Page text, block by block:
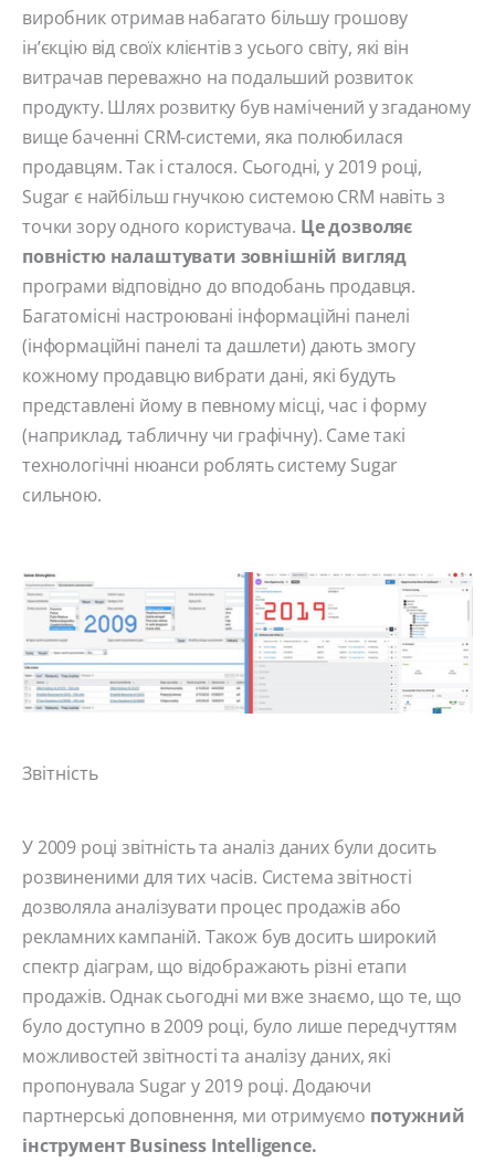
виробник отримав набагато більшу грошову
ін’єкцію від своїх клієнтів з усього світу, які він
витрачав переважно на подальший розвиток
продукту. Шлях розвитку був намічений у згаданому
вище баченні CRM-системи, яка полюбилася
продавцям. Так і сталося. Сьогодні, у 2019 році,
Sugar є найбільш гнучкою системою CRM навіть з
точки зору одного користувача. Це дозволяє
повністю налаштувати зовнішній вигляд
програми відповідно до вподобань продавця.
Багатомісні настроювані інформаційні панелі
(інформаційні панелі та дашлети) дають змогу
кожному продавцю вибрати дані, які будуть
представлені йому в певному місці, час і форму
(наприклад, табличну чи графічну). Саме такі
технологічні нюанси роблять систему Sugar
сильною.
Звітність
У 2009 році звітність та аналіз даних були досить
розвиненими для тих часів. Система звітності
дозволяла аналізувати процес продажів або
рекламних кампаній. Також був досить широкий
спектр діаграм, що відображають різні етапи
продажів. Однак сьогодні ми вже знаємо, що те, що
було доступно в 2009 році, було лише передчуттям
можливостей звітності та аналізу даних, які
пропонувала Sugar у 2019 році. Додаючи
партнерські доповнення, ми отримуємо потужний
інструмент Business Intelligence.